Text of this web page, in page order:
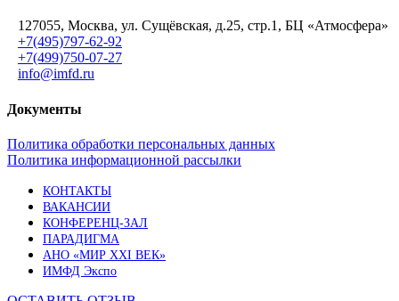
127055, Москва, ул. Сущёвская, д.25, стр.1, БЦ «Атмосфера»
+7(495)797-62-92
+7(499)750-07-27
info@imfd.ru
Документы
Политика обработки персональных данных
Политика информационной рассылки
КОНТАКТЫ
ВАКАНСИИ
КОНФЕРЕНЦ-ЗАЛ
ПАРАДИГМА
АНО «МИР XXI ВЕК»
ИМФД Экспо